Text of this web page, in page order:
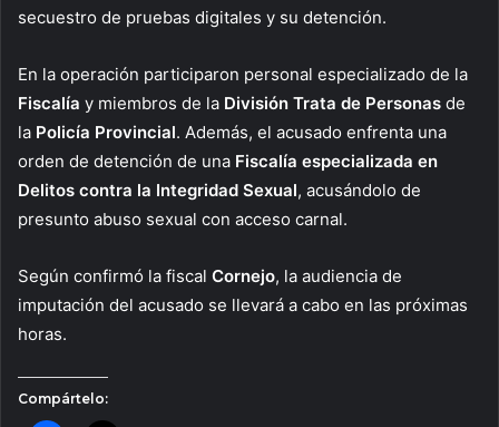
secuestro de pruebas digitales y su detención.
En la operación participaron personal especializado de la
Fiscalía y miembros de la División Trata de Personas de
la Policía Provincial. Además, el acusado enfrenta una
orden de detención de una Fiscalía especializada en
Delitos contra la Integridad Sexual, acusándolo de
presunto abuso sexual con acceso carnal.
Según confirmó la fiscal Cornejo, la audiencia de
imputación del acusado se llevará a cabo en las próximas
horas.
Compártelo: